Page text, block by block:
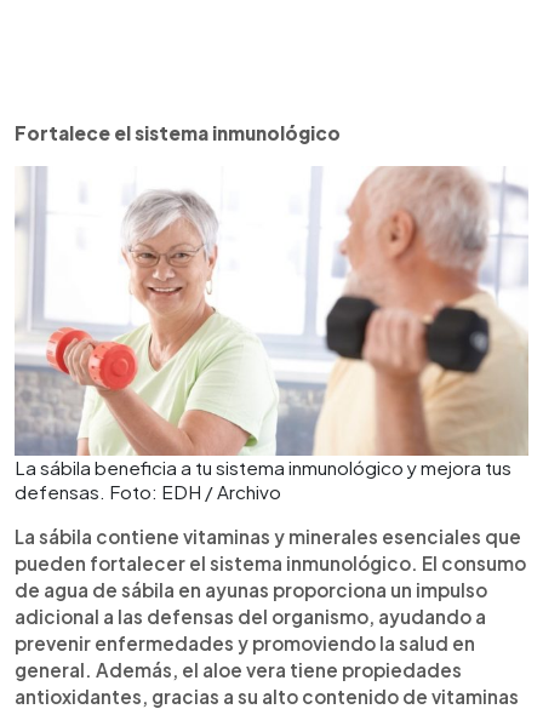
Fortalece el sistema inmunológico
La sábila beneficia a tu sistema inmunológico y mejora tus
defensas. Foto: EDH / Archivo
La sábila contiene vitaminas y minerales esenciales que
pueden fortalecer el sistema inmunológico. El consumo
de agua de sábila en ayunas proporciona un impulso
adicional a las defensas del organismo, ayudando a
prevenir enfermedades y promoviendo la salud en
general. Además, el aloe vera tiene propiedades
antioxidantes, gracias a su alto contenido de vitaminas